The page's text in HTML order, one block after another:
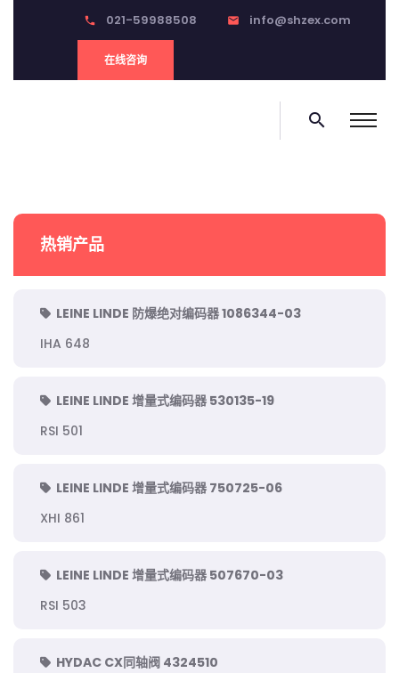
phone 021-59988508 email info@shzex.com
在线咨询
search
热销产品
LEINE LINDE 防爆绝对编码器 1086344-03
IHA 648
LEINE LINDE 增量式编码器 530135-19
RSI 501
LEINE LINDE 增量式编码器 750725-06
XHI 861
LEINE LINDE 增量式编码器 507670-03
RSI 503
HYDAC CX同轴阀 4324510